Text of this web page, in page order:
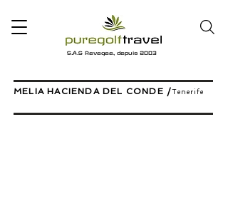
S.A.S Revegee, depuis 2003
MELIA HACIENDA DEL CONDE /Tenerife